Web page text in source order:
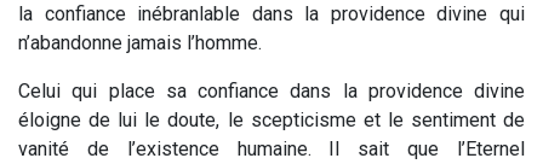
la confiance inébranlable dans la providence divine qui
n’abandonne jamais l’homme.
Celui qui place sa confiance dans la providence divine
éloigne de lui le doute, le scepticisme et le sentiment de
vanité de l’existence humaine. Il sait que l’Eternel